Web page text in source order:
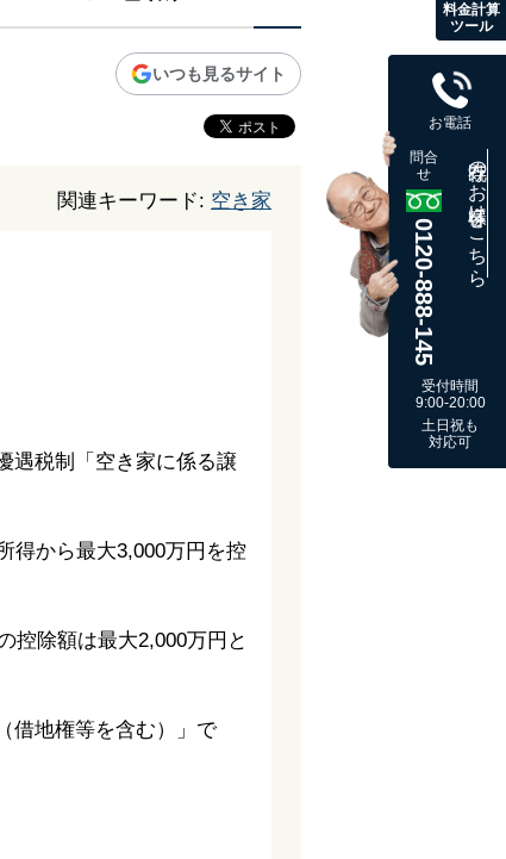
いつも見るサイト
関連キーワード: 空き家
遇税制「空き家に係る譲
得から最大3,000万円を控
控除額は最大2,000万円と
借地権等を含む）」で
料金計算
ツール
お電話
問合
せ
0120-888-145
既存のお客様はこちら
受付時間
9:00-20:00
土日祝も
対応可